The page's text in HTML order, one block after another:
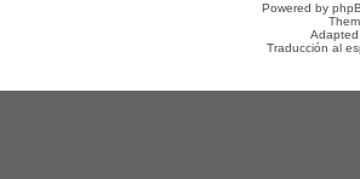
Powered by
Traducción al